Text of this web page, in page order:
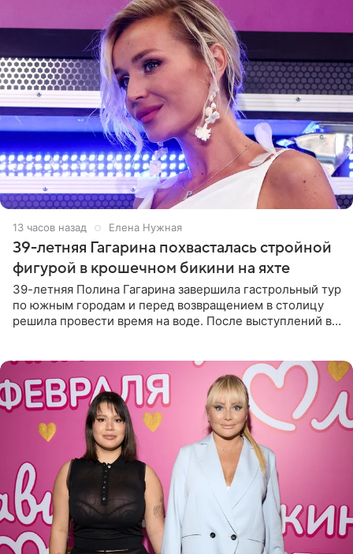
13 часов назад Елена Нужная
39-летняя Гагарина похвасталась стройной
фигурой в крошечном бикини на яхте
39-летняя Полина Гагарина завершила гастрольный тур
по южным городам и перед возвращением в столицу
решила провести время на воде. После выступлений в